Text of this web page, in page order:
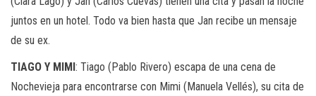
juntos en un hotel. Todo va bien hasta que Jan recibe un mensaje
de su ex.
TIAGO Y MIMI: Tiago (Pablo Rivero) escapa de una cena de
Nochevieja para encontrarse con Mimi (Manuela Vellés), su cita de